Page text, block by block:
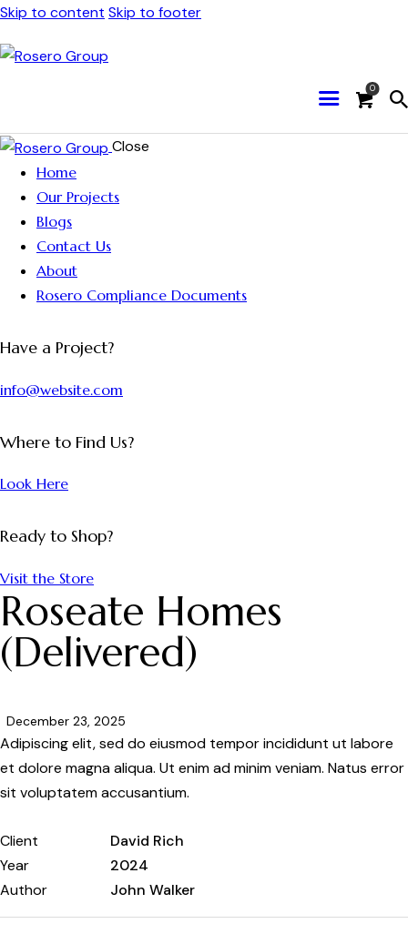
Skip to content Skip to footer
0
Close
Home
Our Projects
Blogs
Contact Us
About
Rosero Compliance Documents
Have a Project?
info@website.com
Where to Find Us?
Look Here
Ready to Shop?
Visit the Store
Roseate Homes
(Delivered)
December 23, 2025
Adipiscing elit, sed do eiusmod tempor incididunt ut labore
et dolore magna aliqua. Ut enim ad minim veniam. Natus error
sit voluptatem accusantium.
Client
David Rich
Year
2024
Author
John Walker